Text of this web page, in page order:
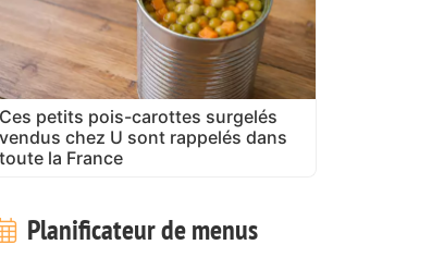
Ces petits pois-carottes surgelés
vendus chez U sont rappelés dans
toute la France
Planificateur de menus